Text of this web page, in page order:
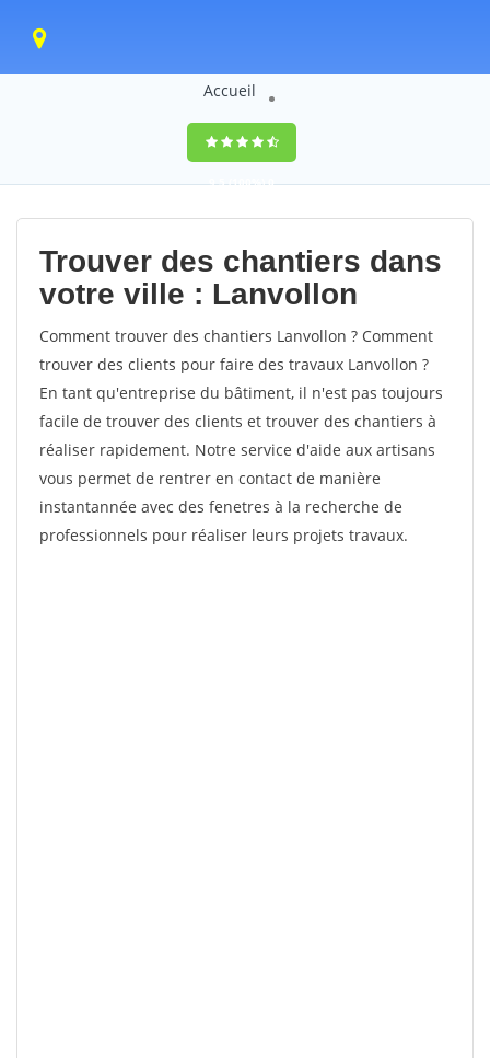
Accueil
9,5(100%)0
votes
Trouver des chantiers dans
votre ville : Lanvollon
Comment trouver des chantiers Lanvollon ? Comment
trouver des clients pour faire des travaux Lanvollon ?
En tant qu'entreprise du bâtiment, il n'est pas toujours
facile de trouver des clients et trouver des chantiers à
réaliser rapidement. Notre service d'aide aux artisans
vous permet de rentrer en contact de manière
instantannée avec des fenetres à la recherche de
professionnels pour réaliser leurs projets travaux.